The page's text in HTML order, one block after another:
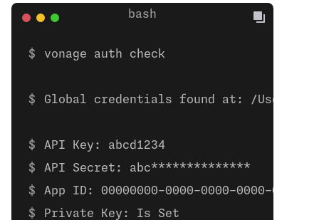
vonage auth check
Global credentials found at: /Users/
API Key: abcd1234
API Secret: abc**************
App ID: 00000000-0000-0000-0000-
Private Key: Is Set